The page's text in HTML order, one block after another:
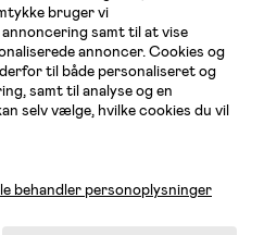
bruger vi
samt til at vise
annoncer. Cookies og
til både personaliseret og
samt til analyse og en
selv vælge, hvilke cookies du vil
behandler personoplysninger